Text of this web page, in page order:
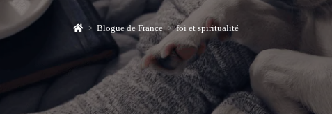
> Blogue de France > foi et spiritualité